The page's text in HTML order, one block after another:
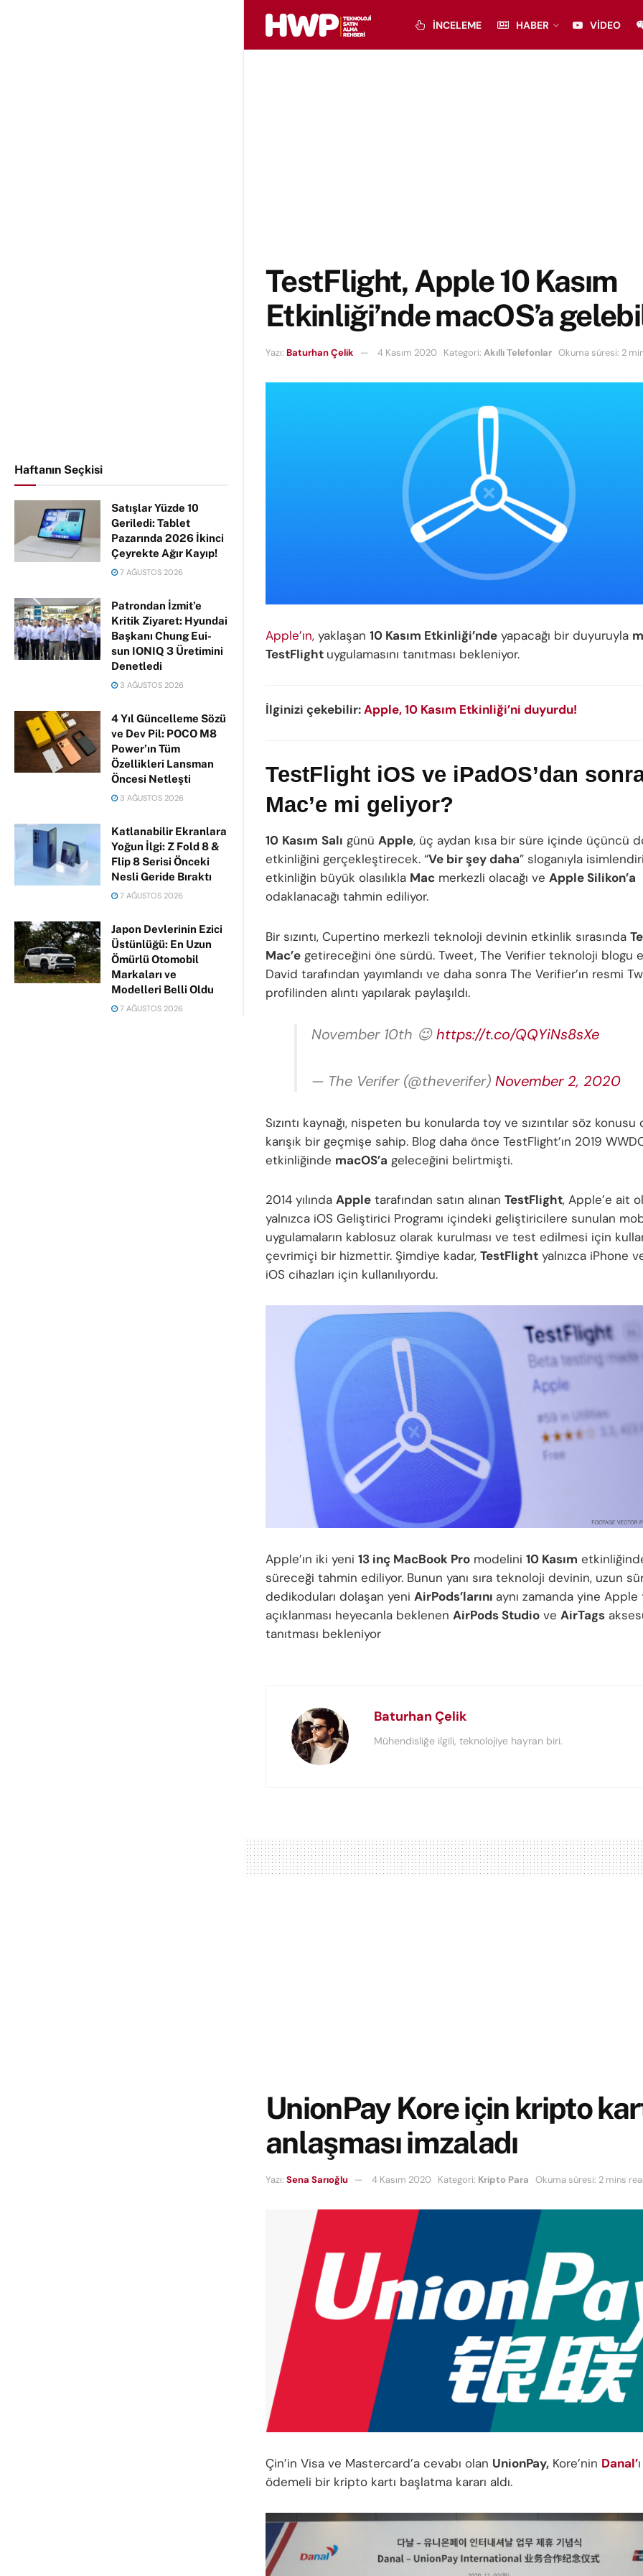
Haftanın Seçkisi
Satışlar Yüzde 10
Geriledi: Tablet
Pazarında 2026 İkinci
Çeyrekte Ağır Kayıp!
7 AĞUSTOS 2026
Patrondan İzmit’e
Kritik Ziyaret: Hyundai
Başkanı Chung Eui-
sun IONIQ 3 Üretimini
Denetledi
3 AĞUSTOS 2026
4 Yıl Güncelleme Sözü
ve Dev Pil: POCO M8
Power’ın Tüm
Özellikleri Lansman
Öncesi Netleşti
3 AĞUSTOS 2026
Katlanabilir Ekranlara
Yoğun İlgi: Z Fold 8 &
Flip 8 Serisi Önceki
Nesli Geride Bıraktı
7 AĞUSTOS 2026
Japon Devlerinin Ezici
Üstünlüğü: En Uzun
Ömürlü Otomobil
Markaları ve
Modelleri Belli Oldu
7 AĞUSTOS 2026
İNCELEME HABER VIDEO
TestFlight, Apple 10 Kasım
Etkinliği’nde macOS’a
Yazı: Baturhan Çelik 4 Kasım 2020 Kategori: Akıllı Telefonlar Okuma süresi: 2
Apple’ın, yaklaşan 10 Kasım Etkinliği’nde yapacağı bir duyuruyla
TestFlight uygulamasını tanıtması bekleniyor.
İlginizi çekebilir:Apple, 10 Kasım Etkinliği’ni duyurdu!
TestFlight iOS ve iPadOS’dan
Mac’e mi geliyor?
10 Kasım Salı günü Apple, üç aydan kısa bir süre içinde üçüncü
etkinliğini gerçekleştirecek. “Ve bir şey daha” sloganıyla
etkinliğin büyük olasılıkla Mac merkezli olacağı ve Apple Silikon’a
odaklanacağı tahmin ediliyor.
Bir sızıntı, Cupertino merkezli teknoloji devinin etkinlik sırasında
Mac’e getireceğini öne sürdü. Tweet, The Verifier teknoloji blogu
David tarafından yayımlandı ve daha sonra The Verifier’ın resmi
profilinden alıntı yapılarak paylaşıldı.
November 10th 😉https://t.co/QQYiNs8sXe
— The Verifer (@theverifer) November 2, 2020
Sızıntı kaynağı, nispeten bu konularda toy ve sızıntılar söz
karışık bir geçmişe sahip. Blog daha önce TestFlight’ın 2019
etkinliğinde macOS’a geleceğini belirtmişti.
2014 yılında Apple tarafından satın alınan TestFlight, Apple’e ait
yalnızca iOS Geliştirici Programı içindeki geliştiricilere sunulan
uygulamaların kablosuz olarak kurulması ve test edilmesi için
çevrimiçi bir hizmettir. Şimdiye kadar, TestFlight yalnızca iPhone
iOS cihazları için kullanılıyordu.
Apple’ın iki yeni 13 inç MacBook Pro modelini 10 Kasım
süreceği tahmin ediliyor. Bunun yanı sıra teknoloji devinin, uzun
dedikoduları dolaşan yeni AirPods’larını aynı zamanda yine Apple
açıklanması heyecanla beklenen AirPods Studio ve AirTags
tanıtması bekleniyor
Baturhan Çelik
Mühendisliğe ilgili, teknolojiye hayran biri.
UnionPay Kore için kripto
anlaşması imzaladı
Yazı: Sena Sarıoğlu 4 Kasım 2020 Kategori: Kripto Para Okuma süresi: 2 mins
Çin’in Visa ve Mastercard’a cevabı olan UnionPay, Kore’nin Danal’
ödemeli bir kripto kartı başlatma kararı aldı.